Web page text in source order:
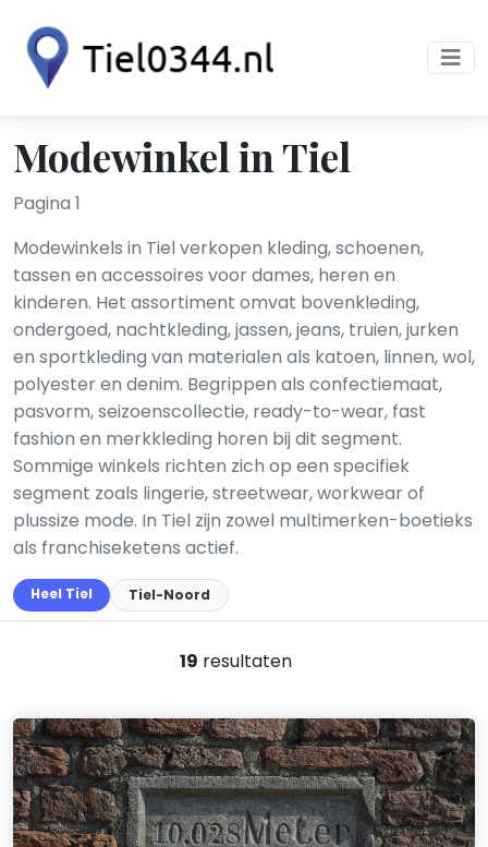
Modewinkel in Tiel
Pagina 1
Modewinkels in Tiel verkopen kleding, schoenen,
tassen en accessoires voor dames, heren en
kinderen. Het assortiment omvat bovenkleding,
ondergoed, nachtkleding, jassen, jeans, truien, jurken
en sportkleding van materialen als katoen, linnen, wol,
polyester en denim. Begrippen als confectiemaat,
pasvorm, seizoenscollectie, ready-to-wear, fast
fashion en merkkleding horen bij dit segment.
Sommige winkels richten zich op een specifiek
segment zoals lingerie, streetwear, workwear of
plussize mode. In Tiel zijn zowel multimerken-boetieks
als franchiseketens actief.
Heel Tiel Tiel-Noord
19 resultaten